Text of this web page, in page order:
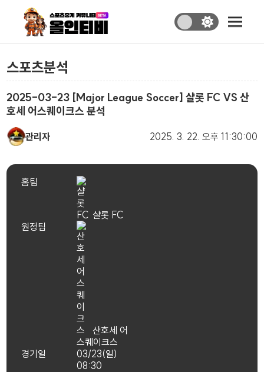
스포츠분석
2025-03-23 [Major League Soccer] 샬롯 FC VS 산
호세 어스퀘이크스 분석
관리자 2025. 3. 22. 오후 11:30:00
홈팀
샬롯 FC
원정팀
산호세 어
스퀘이크스
경기일
03/23(일)
08:30